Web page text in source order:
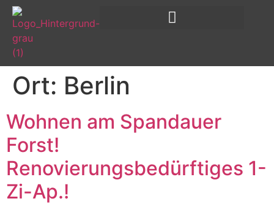
Ort: Berlin
Wohnen am Spandauer
Forst!
Renovierungsbedürftiges 1-
Zi-Ap.!